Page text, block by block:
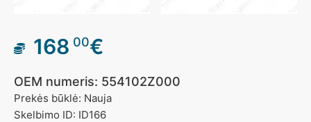
168 00€
OEM numeris: 554102Z000
Prekės būklė: Nauja
Skelbimo ID: ID166